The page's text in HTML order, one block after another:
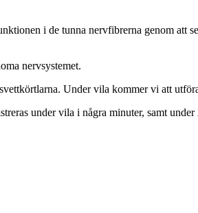
i de tunna nervfibrerna genom att
nervsystemet.
Under vila kommer vi att
under vila i några minuter, samt